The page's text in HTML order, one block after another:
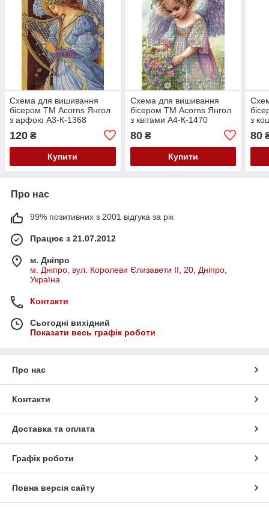
Схема для вишивання
бісером ТМ Acorns Янгол
з арфою А3-К-1368
120 ₴
Купити
Схема для вишивання
бісером ТМ Acorns Янгол
з квітами А4-К-1470
80₴
Купити
з
80
Про нас
99% позитивних з 2001 відгука за рік
Працює з 21.07.2012
м. Дніпро
м. Дніпро, вул. Королеви Єлизавети ІІ, 20, Дніпро,
Україна
Контакти
Сьогодні вихідний
Показати весь графік роботи
Про нас
Контакти
Доставка та оплата
Графік роботи
Повна версія сайту